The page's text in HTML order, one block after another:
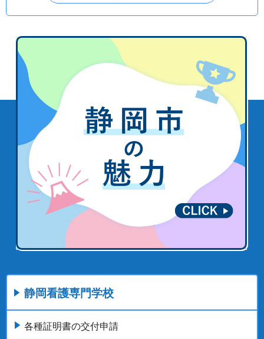
静岡看護専門学校
各種証明書の交付申請